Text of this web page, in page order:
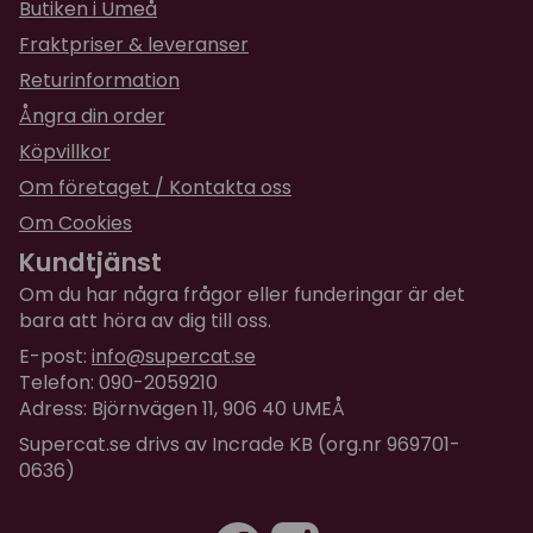
mjölkderivat, vegetabiliska derivat (Maltextrakt
11,9%, MOS Mannan Oligo Saccharide 1%), jäst,
mineraler.
✔
Råaska 3,2%, Fuktighet 3,7%
✔ Energivärde 5800 Kcal/kg
✔ Kalcium 0,4%, Fosfor 0,33%, Natrium 0,35%,
Magnesium 0,033%, Kalium 0,5%, Laktos 16%,
Butiken i Umeå
Fraktpriser & leveranser
Returinformation
Ångra din order
Köpvillkor
Om företaget / Kontakta oss
Om Cookies
Kundtjänst
Om du har några frågor eller funderingar är det
bara att höra av dig till oss.
E-post: info@supercat.se
Telefon: 090-2059210
Adress: Björnvägen 11, 906 40 UMEÅ
Supercat.se drivs av Incrade KB (org.nr 969701-
0636)